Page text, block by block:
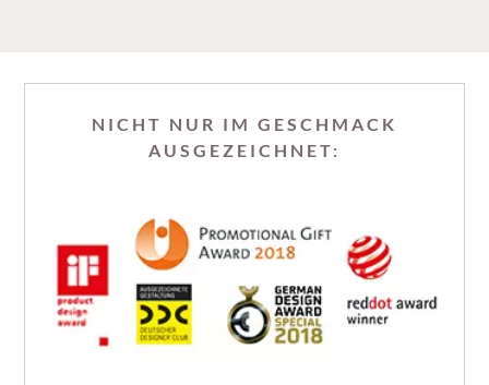
NICHT NUR IM GESCHMACK
AUSGEZEICHNET: